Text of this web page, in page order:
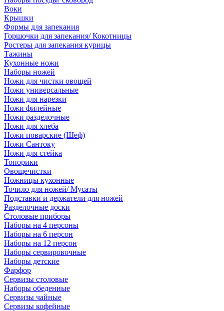
Воки
Крышки
Формы для запекания
Горшочки для запекания/ Кокотницы
Ростеры для запекания курицы
Тажины
Кухонные ножи
Наборы ножей
Ножи для чистки овощей
Ножи универсальные
Ножи для нарезки
Ножи филейные
Ножи разделочные
Ножи для хлеба
Ножи поварские (Шеф)
Ножи Сантоку
Ножи для стейка
Топорики
Овощечистки
Ножницы кухонные
Точило для ножей/ Мусаты
Подставки и держатели для ножей
Разделочные доски
Столовые приборы
Наборы на 4 персоны
Наборы на 6 персон
Наборы на 12 персон
Наборы сервировочные
Наборы детские
Фарфор
Сервизы столовые
Наборы обеденные
Сервизы чайные
Сервизы кофейные